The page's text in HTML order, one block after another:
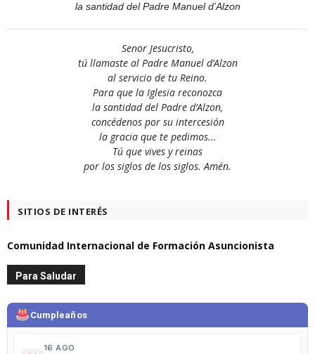
la santidad del Padre Manuel d’Alzon
Senor Jesucristo,
tú llamaste al Padre Manuel d’Alzon
al servicio de tu Reino.
Para que la Iglesia reconozca
la santidad del Padre d’Alzon,
concédenos por su intercesión
la gracia que te pedimos...
Tú que vives y reinas
por los siglos de los siglos. Amén.
SITIOS DE INTERÉS
Comunidad Internacional de Formación Asuncionista
Para Saludar
Cumpleaños
16 AGO